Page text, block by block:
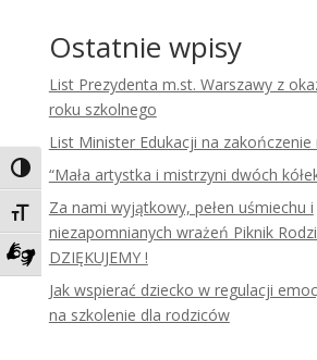
Toggle High Contrast
Toggle Font size
Zadzwoń do tłumacza języka migowego
Ostatnie wpisy
List Prezydenta m.st. Warszawy z
roku szkolnego
List Minister Edukacji na
“Mała artystka i mistrzyni dwóch
Za nami wyjątkowy, pełen uśmiechu i
niezapomnianych wrażeń Piknik
DZIĘKUJEMY !
Jak wspierać dziecko w regulacji
na szkolenie dla rodziców